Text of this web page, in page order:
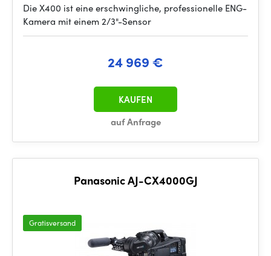
Die X400 ist eine erschwingliche, professionelle ENG-
Kamera mit einem 2/3"-Sensor
24 969 €
auf Anfrage
KAUFEN
Panasonic AJ-CX4000GJ
Gratisversand